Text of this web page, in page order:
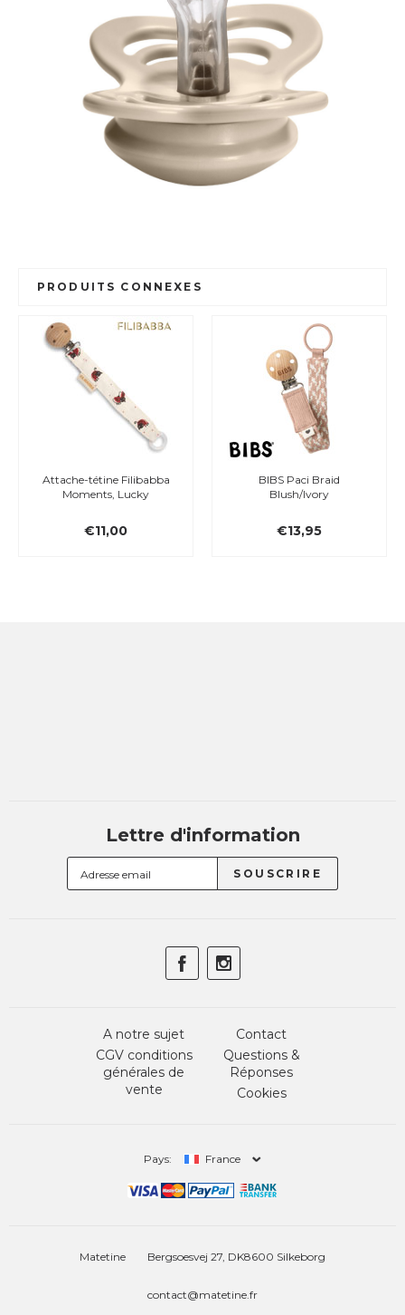
PRODUITS CONNEXES
Attache-tétine Filibabba
Moments, Lucky
€11,00
BIBS Paci Braid
Blush/Ivory
€13,95
Lettre d'information
A notre sujet
CGV conditions
générales de
vente
Contact
Questions &
Réponses
Cookies
Pays: France
Matetine Bergsoesvej 27, DK8600 Silkeborg
contact@matetine.fr